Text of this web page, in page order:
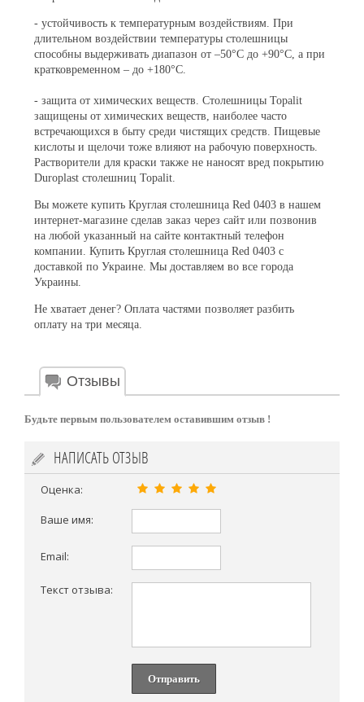
- устойчивость к температурным воздействиям. При
длительном воздействии температуры столешницы
способны выдерживать диапазон от –50°С до +90°С, а при
кратковременном – до +180°С.
- защита от химических веществ. Столешницы Topalit
защищены от химических веществ, наиболее часто
встречающихся в быту среди чистящих средств. Пищевые
кислоты и щелочи тоже влияют на рабочую поверхность.
Растворители для краски также не наносят вред покрытию
Duroplast столешниц Topalit.
Вы можете купить Круглая столешница Red 0403 в нашем
интернет-магазине сделав заказ через сайт или позвонив
на любой указанный на сайте контактный телефон
компании. Купить Круглая столешница Red 0403 с
доставкой по Украине. Мы доставляем во все города
Украины.
Не хватает денег? Оплата частями позволяет разбить
оплату на три месяца.
Отзывы
Будьте первым пользователем оставившим отзыв !
НАПИСАТЬ ОТЗЫВ
Оценка:
Ваше имя:
Email:
Текст отзыва:
Отправить